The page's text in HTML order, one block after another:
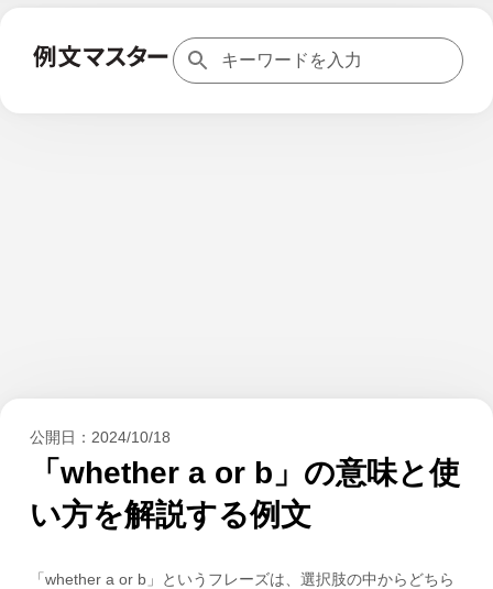
公開日： 2024/10/18
「whether a or b」の意味と使
い方を解説する例文
「whether a or b」というフレーズは、選択肢の中からどちら